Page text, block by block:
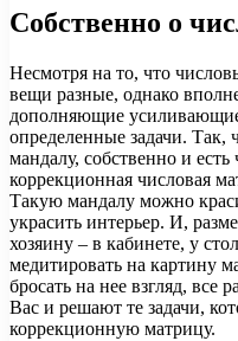
Собственно о
Несмотря на то, что
вещи разные, однако
дополняющие
определенные задачи. Так,
мандалу, собственно и
коррекционная числовая
Такую мандалу можно
украсить интерьер. И,
хозяину – в кабинете, у
медитировать на картину
бросать на нее взгляд, все
Вас и решают те задачи,
коррекционную матрицу.